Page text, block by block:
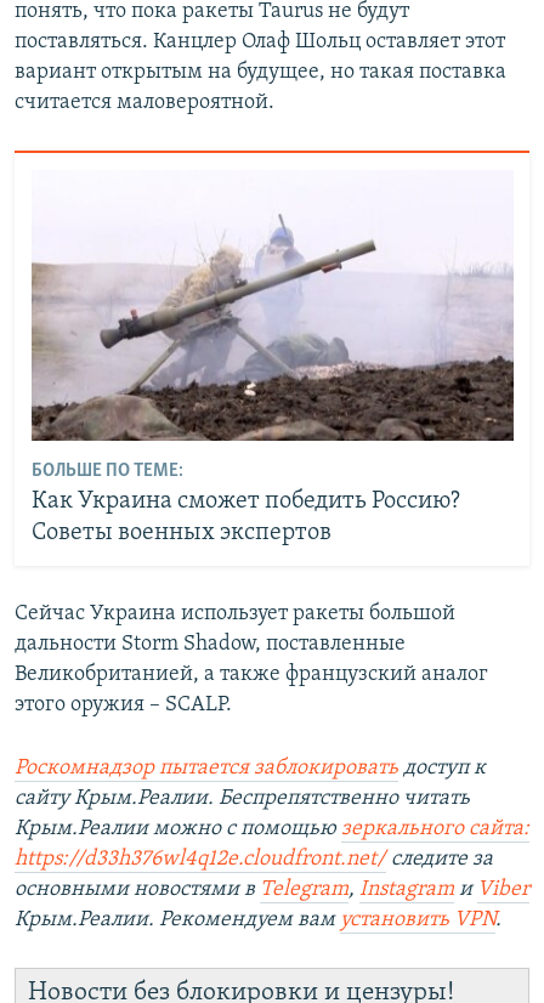
понять, что пока ракеты Taurus не будут
поставляться. Канцлер Олаф Шольц оставляет этот
вариант открытым на будущее, но такая поставка
считается маловероятной.
БОЛЬШЕ ПО ТЕМЕ:
Как Украина сможет победить Россию?
Советы военных экспертов
Сейчас Украина использует ракеты большой
дальности Storm Shadow, поставленные
Великобританией, а также французский аналог
этого оружия – SCALP.
Роскомнадзор пытается заблокировать доступ к
сайту Крым.Реалии. Беспрепятственно читать
Крым.Реалии можно с помощью зеркального сайта:
https://d33h376wl4q12e.cloudfront.net/следите за
основными новостями в Telegram, Instagram и Viber
Крым.Реалии. Рекомендуем вам установить VPN.
Новости без блокировки и цензуры!